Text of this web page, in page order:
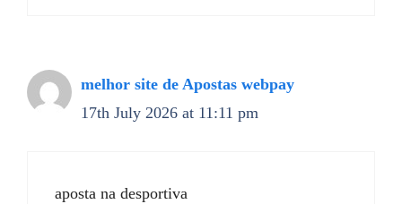
melhor site de Apostas webpay
17th July 2026 at 11:11 pm
aposta na desportiva